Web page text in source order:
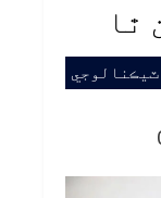
ٿا